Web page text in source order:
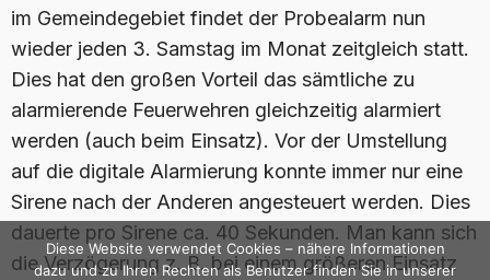
im Gemeindegebiet findet der Probealarm nun
wieder jeden 3. Samstag im Monat zeitgleich statt.
Dies hat den großen Vorteil das sämtliche zu
alarmierende Feuerwehren gleichzeitig alarmiert
werden (auch beim Einsatz). Vor der Umstellung
auf die digitale Alarmierung konnte immer nur eine
Sirene nach der Anderen angesteuert werden. Dies
dauerte pro Sirene ca. 40 Sekunden. Man kann sich
die Verzögerung z. B. bei einem größeren Einsatz
Diese Website verwendet Cookies – nähere Informationen
dazu und zu Ihren Rechten als Benutzer finden Sie in unserer